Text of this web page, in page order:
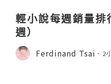
輕小說每週銷量排
週）
Ferdinand Tsai 2